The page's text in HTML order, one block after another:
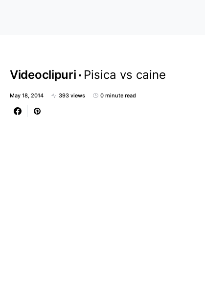
Videoclipuri Pisica vs caine
May 18, 2014 393 views 0 minute read